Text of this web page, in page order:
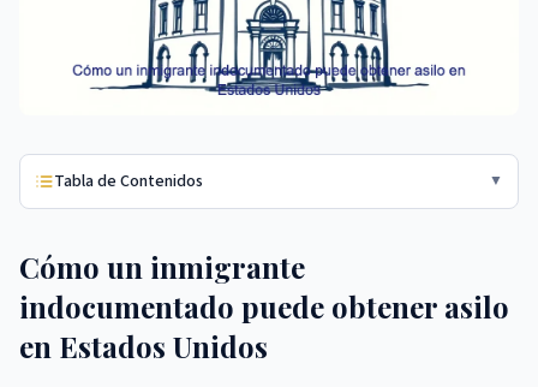
Tabla de Contenidos ▼
Cómo un inmigrante
indocumentado puede obtener asilo
en Estados Unidos